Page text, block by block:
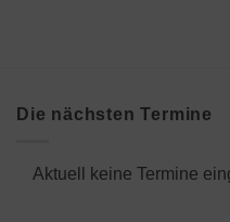
Die nächsten Termine
Aktuell keine Termine